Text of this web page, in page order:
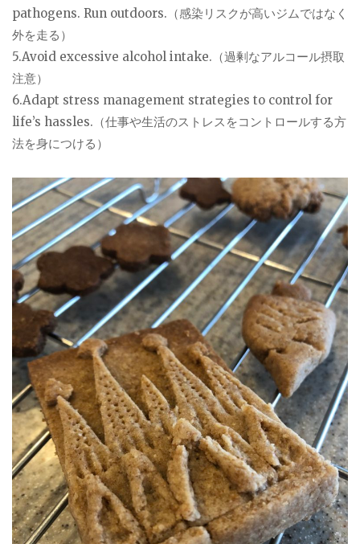
pathogens. Run outdoors.（感染リスクが高いジムではなく
外を走る）
5.Avoid excessive alcohol intake.（過剰なアルコール摂取
注意）
6.Adapt stress management strategies to control for
life’s hassles.（仕事や生活のストレスをコントロールする方
法を身につける）